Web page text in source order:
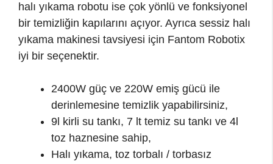
halı yıkama robotu ise çok yönlü ve fonksiyonel
bir temizliğin kapılarını açıyor. Ayrıca sessiz halı
yıkama makinesi tavsiyesi için Fantom Robotix
iyi bir seçenektir.
2400W güç ve 220W emiş gücü ile
derinlemesine temizlik yapabilirsiniz,
9l kirli su tankı, 7 lt temiz su tankı ve 4l
toz haznesine sahip,
Halı yıkama, toz torbalı / torbasız